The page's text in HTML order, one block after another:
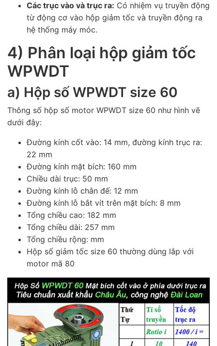
Các trục vào và trục ra: Có nhiệm vụ truyền động
từ động cơ vào hộp giảm tốc và truyền động ra
hệ thống máy móc.
4) Phân loại hộp giảm tốc
WPWDT
a) Hộp số WPWDT size 60
Thông số hộp số motor WPWDT size 60 như hình vẽ
dưới đây:
Đường kính cốt vào: 14 mm, đường kính trục ra:
22 mm
Đường kính mặt bích: 160 mm
Chiều dài trục: 50 mm
Đường kính lỗ chân đế: 12 mm
Đường kính lỗ bắt vít trên mặt bích: 8 mm
Tổng chiều cao: 182 mm
Tổng chiều dài: 257 mm
Tổng chiều rộng: mm
Hộp số giảm tốc size 60 thường dùng lắp với
motor mã 80